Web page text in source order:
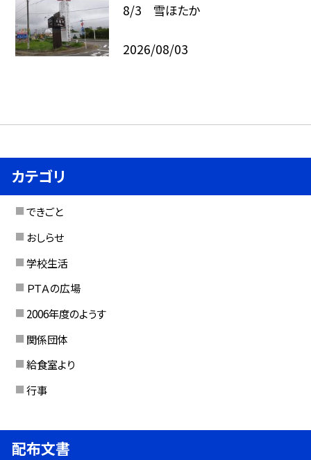
8/3 雪ほたか
2026/08/03
カテゴリ
できごと
おしらせ
学校生活
ＰＴＡの広場
2006年度のようす
関係団体
給食室より
行事
配布文書